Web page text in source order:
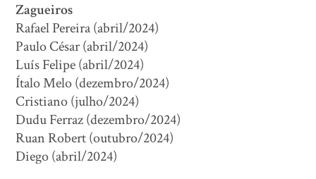
Zagueiros
Rafael Pereira (abril/2024)
Paulo César (abril/2024)
Luís Felipe (abril/2024)
Ítalo Melo (dezembro/2024)
Cristiano (julho/2024)
Dudu Ferraz (dezembro/2024)
Ruan Robert (outubro/2024)
Diego (abril/2024)